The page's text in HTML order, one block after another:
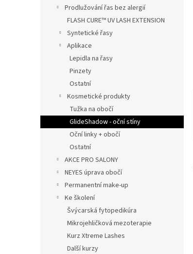
Prodlužování řas bez alergií
FLASH CURE™ UV LASH EXTENSION
Syntetické řasy
Aplikace
Lepidla na řasy
Pinzety
Ostatní
Kosmetické produkty
Tužka na obočí
GlideShadow - oční stíny
Oční linky + obočí
Ostatní
AKCE PRO SALONY
NEYES úprava obočí
Permanentní make-up
Ke školení
Švýcarská fytopedikúra
Mikrojehličková mezoterapie
Kurz Xtreme Lashes
Další kurzy